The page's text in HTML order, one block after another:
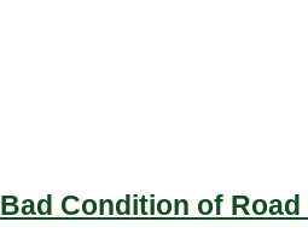
Bad Condition of